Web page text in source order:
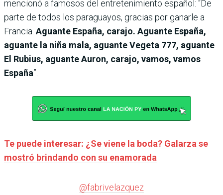
mencionó a famosos del entretenimiento español: “De
parte de todos los paraguayos, gracias por ganarle a
Francia. Aguante España, carajo. Aguante España,
aguante la niña mala, aguante Vegeta 777, aguante
El Rubius, aguante Auron, carajo, vamos, vamos
España”.
Te puede interesar: ¿Se viene la boda? Galarza se
mostró brindando con su enamorada
@fabrivelazquez